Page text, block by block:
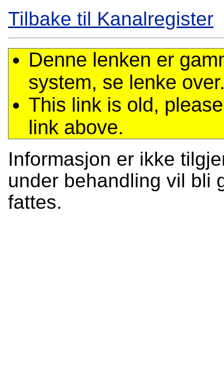
Tilbake til Kanalregister
Denne lenken er
system, se lenke
This link is old,
link above.
Informasjon er ikke
under behandling vil bli
fattes.